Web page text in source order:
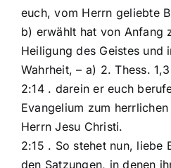
euch, vom Herrn geliebte
b) erwählt hat von Anfang
Heiligung des Geistes und
Wahrheit, – a) 2. Thess.
2:14 . darein er euch
Evangelium zum
Herrn Jesu Christi.
2:15 . So stehet nun, liebe
den Satzungen, in denen